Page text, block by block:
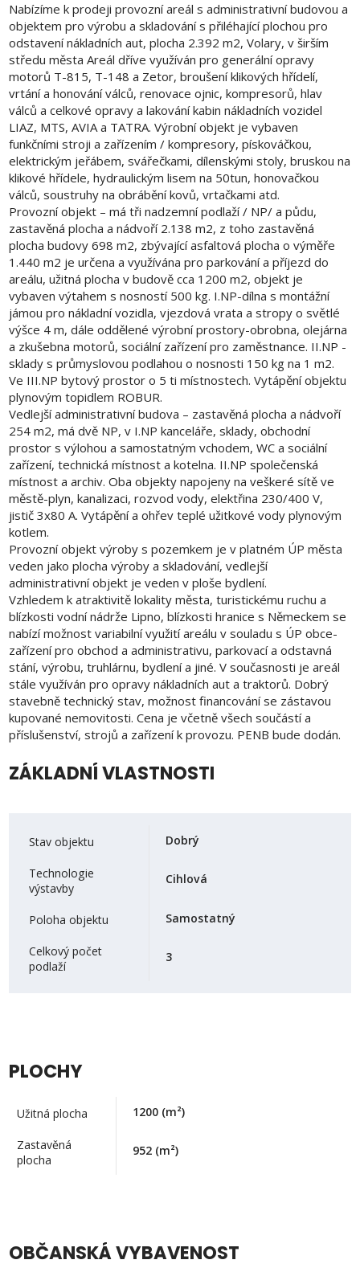
Nabízíme k prodeji provozní areál s administrativní budovou a
objektem pro výrobu a skladování s přiléhající plochou pro
odstavení nákladních aut, plocha 2.392 m2, Volary, v širším
středu města Areál dříve využíván pro generální opravy
motorů T-815, T-148 a Zetor, broušení klikových hřídelí,
vrtání a honování válců, renovace ojnic, kompresorů, hlav
válců a celkové opravy a lakování kabin nákladních vozidel
LIAZ, MTS, AVIA a TATRA. Výrobní objekt je vybaven
funkčními stroji a zařízením / kompresory, pískováčkou,
elektrickým jeřábem, svářečkami, dílenskými stoly, bruskou na
klikové hřídele, hydraulickým lisem na 50tun, honovačkou
válců, soustruhy na obrábění kovů, vrtačkami atd.
Provozní objekt – má tři nadzemní podlaží / NP/ a půdu,
zastavěná plocha a nádvoří 2.138 m2, z toho zastavěná
plocha budovy 698 m2, zbývající asfaltová plocha o výměře
1.440 m2 je určena a využívána pro parkování a příjezd do
areálu, užitná plocha v budově cca 1200 m2, objekt je
vybaven výtahem s nosností 500 kg. I.NP-dílna s montážní
jámou pro nákladní vozidla, vjezdová vrata a stropy o světlé
výšce 4 m, dále oddělené výrobní prostory-obrobna, olejárna
a zkušebna motorů, sociální zařízení pro zaměstnance. II.NP -
sklady s průmyslovou podlahou o nosnosti 150 kg na 1 m2.
Ve III.NP bytový prostor o 5 ti místnostech. Vytápění objektu
plynovým topidlem ROBUR.
Vedlejší administrativní budova – zastavěná plocha a nádvoří
254 m2, má dvě NP, v I.NP kanceláře, sklady, obchodní
prostor s výlohou a samostatným vchodem, WC a sociální
zařízení, technická místnost a kotelna. II.NP společenská
místnost a archiv. Oba objekty napojeny na veškeré sítě ve
městě-plyn, kanalizaci, rozvod vody, elektřina 230/400 V,
jistič 3x80 A. Vytápění a ohřev teplé užitkové vody plynovým
kotlem.
Provozní objekt výroby s pozemkem je v platném ÚP města
veden jako plocha výroby a skladování, vedlejší
administrativní objekt je veden v ploše bydlení.
Vzhledem k atraktivitě lokality města, turistickému ruchu a
blízkosti vodní nádrže Lipno, blízkosti hranice s Německem se
nabízí možnost variabilní využití areálu v souladu s ÚP obce-
zařízení pro obchod a administrativu, parkovací a odstavná
stání, výrobu, truhlárnu, bydlení a jiné. V současnosti je areál
stále využíván pro opravy nákladních aut a traktorů. Dobrý
stavebně technický stav, možnost financování se zástavou
kupované nemovitosti. Cena je včetně všech součástí a
příslušenství, strojů a zařízení k provozu. PENB bude dodán.
ZÁKLADNÍ VLASTNOSTI
Stav objektu Dobrý
Technologie
výstavby
Cihlová
Poloha objektu Samostatný
Celkový počet
podlaží
3
PLOCHY
Užitná plocha 1200 (m²)
Zastavěná
plocha
952 (m²)
OBČANSKÁ VYBAVENOST